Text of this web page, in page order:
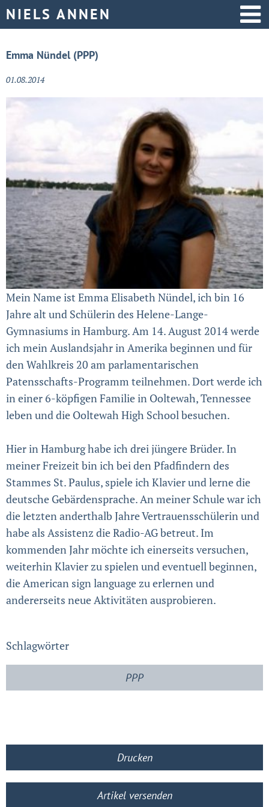
Aktive Politik
Über mich
Emma Nündel (PPP)
01.08.2014
Mein Name ist Emma Elisabeth Nündel, ich bin 16
Jahre alt und Schülerin des Helene-Lange-
Gymnasiums in Hamburg. Am 14. August 2014 werde
ich mein Auslandsjahr in Amerika beginnen und für
den Wahlkreis 20 am parlamentarischen
Patensschafts-Programm teilnehmen. Dort werde ich
in einer 6-köpfigen Familie in Ooltewah, Tennessee
leben und die Ooltewah High School besuchen.
Hier in Hamburg habe ich drei jüngere Brüder. In
meiner Freizeit bin ich bei den Pfadfindern des
Stammes St. Paulus, spiele ich Klavier und lerne die
deutsche Gebärdensprache. An meiner Schule war ich
die letzten anderthalb Jahre Vertrauensschülerin und
habe als Assistenz die Radio-AG betreut. Im
kommenden Jahr möchte ich einerseits versuchen,
weiterhin Klavier zu spielen und eventuell beginnen,
die American sign language zu erlernen und
andererseits neue Aktivitäten ausprobieren.
Schlagwörter
PPP
Drucken
Artikel versenden